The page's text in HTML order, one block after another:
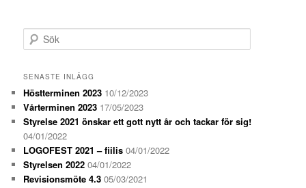
ö
SENASTE INLÄGG
Höstterminen 2023 10/12/2023
Vårterminen 2023 17/05/2023
Styrelse 2021 önskar ett gott nytt år och tackar för sig!
04/01/2022
LOGOFEST 2021 – fiilis 04/01/2022
Styrelsen 2022 04/01/2022
Revisionsmöte 4.3 05/03/2021